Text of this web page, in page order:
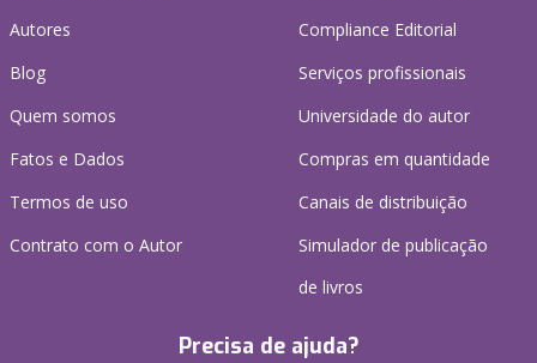
Autores
Blog
Quem somos
Fatos e Dados
Termos de uso
Contrato com o Autor
Compliance Editorial
Serviços profissionais
Universidade do autor
Compras em quantidade
Canais de distribuição
Simulador de publicação
de livros
Precisa de ajuda?